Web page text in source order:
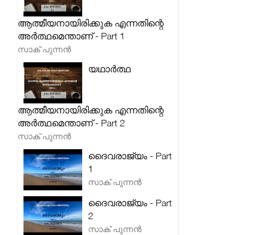
ആത്മീയനായിരിക്കുക എന്നതിന്റെ
അർത്ഥമെന്താണ് - Part 1
സാക് പുന്നൻ
യഥാർത്ഥ
ആത്മീയനായിരിക്കുക എന്നതിന്റെ
അർത്ഥമെന്താണ് - Part 2
സാക് പുന്നൻ
ദൈവരാജ്യം - Part
1
സാക് പുന്നൻ
ദൈവരാജ്യം - Part
2
സാക് പുന്നൻ